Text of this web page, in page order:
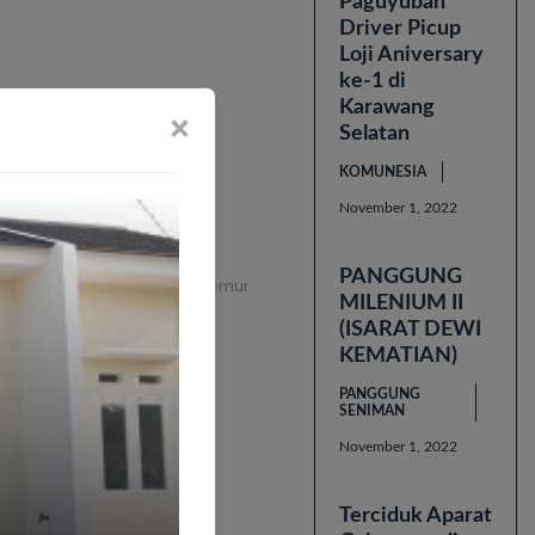
Ridwan Kamil dan Gubernur
Ridwan Kamil…
Driver Picup
Loji Aniversary
ke-1 di
Karawang
Selatan
KOMUNESIA
November 1, 2022
PANGGUNG
MILENIUM II
(ISARAT DEWI
KEMATIAN)
PANGGUNG
SENIMAN
November 1, 2022
Terciduk Aparat
×